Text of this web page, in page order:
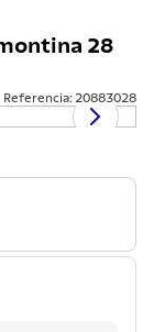
28
Referencia: 20883028